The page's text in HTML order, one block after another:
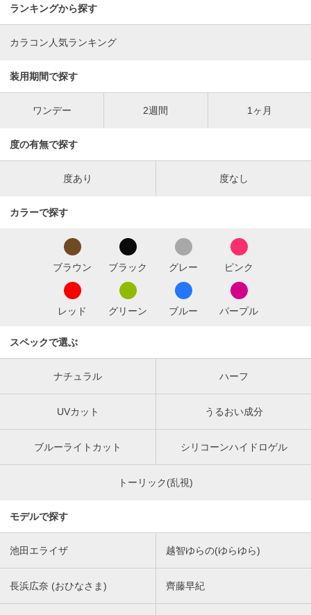
ランキングから探す
カラコン人気ランキング
装用期間で探す
ワンデー 2週間 1ヶ月
度の有無で探す
度あり 度なし
カラーで探す
ブラウン ブラック グレー ピンク
レッド グリーン ブルー パープル
スペックで選ぶ
ナチュラル ハーフ
UVカット うるおい成分
ブルーライトカット シリコーンハイドロゲル
トーリック(乱視)
モデルで探す
池田エライザ 越智ゆらの(ゆらゆら)
長浜広奈 (おひなさま) 齊藤早紀